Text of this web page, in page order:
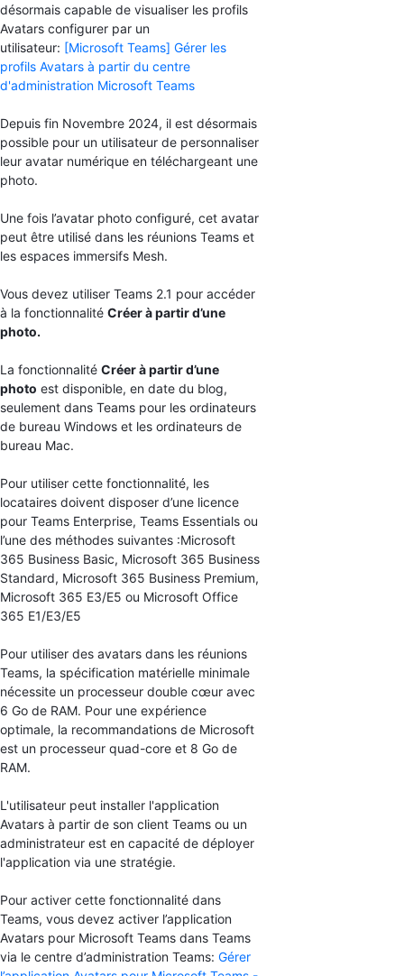
désormais capable de visualiser les profils
Avatars configurer par un
utilisateur: [Microsoft Teams] Gérer les
profils Avatars à partir du centre
d'administration Microsoft Teams
Depuis fin Novembre 2024, il est désormais
possible pour un utilisateur de personnaliser
leur avatar numérique en téléchargeant une
photo.
Une fois l’avatar photo configuré, cet avatar
peut être utilisé dans les réunions Teams et
les espaces immersifs Mesh.
Vous devez utiliser Teams 2.1 pour accéder
à la fonctionnalité Créer à partir d’une
photo.
La fonctionnalité Créer à partir d’une
photo est disponible, en date du blog,
seulement dans Teams pour les ordinateurs
de bureau Windows et les ordinateurs de
bureau Mac.
Pour utiliser cette fonctionnalité, les
locataires doivent disposer d’une licence
pour Teams Enterprise, Teams Essentials ou
l’une des méthodes suivantes :Microsoft
365 Business Basic, Microsoft 365 Business
Standard, Microsoft 365 Business Premium,
Microsoft 365 E3/E5 ou Microsoft Office
365 E1/E3/E5
Pour utiliser des avatars dans les réunions
Teams, la spécification matérielle minimale
nécessite un processeur double cœur avec
6 Go de RAM. Pour une expérience
optimale, la recommandations de Microsoft
est un processeur quad-core et 8 Go de
RAM.
L'utilisateur peut installer l'application
Avatars à partir de son client Teams ou un
administrateur est en capacité de déployer
l'application via une stratégie.
Pour activer cette fonctionnalité dans
Teams, vous devez activer l’application
Avatars pour Microsoft Teams dans Teams
via le centre d’administration Teams: Gérer